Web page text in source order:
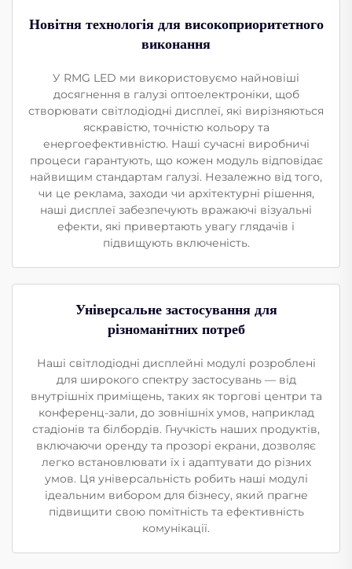
Новітня технологія для високоприоритетного
виконання
У RMG LED ми використовуємо найновіші
досягнення в галузі оптоелектроніки, щоб
створювати світлодіодні дисплеї, які вирізняються
яскравістю, точністю кольору та
енергоефективністю. Наші сучасні виробничі
процеси гарантують, що кожен модуль відповідає
найвищим стандартам галузі. Незалежно від того,
чи це реклама, заходи чи архітектурні рішення,
наші дисплеї забезпечують вражаючі візуальні
ефекти, які привертають увагу глядачів і
підвищують включеність.
Універсальне застосування для
різноманітних потреб
Наші світлодіодні дисплейні модулі розроблені
для широкого спектру застосувань — від
внутрішніх приміщень, таких як торгові центри та
конференц-зали, до зовнішніх умов, наприклад
стадіонів та білбордів. Гнучкість наших продуктів,
включаючи оренду та прозорі екрани, дозволяє
легко встановлювати їх і адаптувати до різних
умов. Ця універсальність робить наші модулі
ідеальним вибором для бізнесу, який прагне
підвищити свою помітність та ефективність
комунікації.